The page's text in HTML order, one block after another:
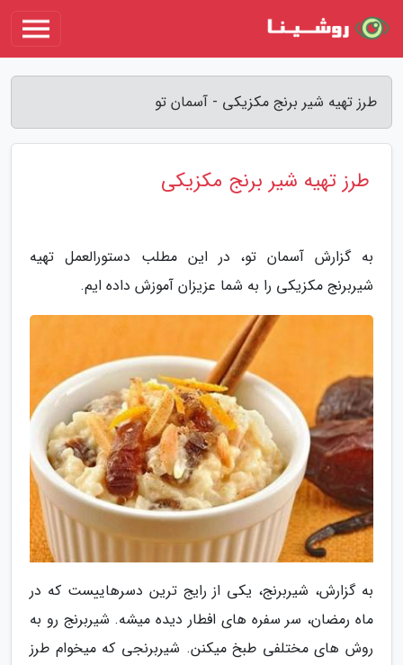
طرز تهیه شیر برنج مکزیکی - آسمان تو
طرز تهیه شیر برنج مکزیکی
به گزارش آسمان تو، در این مطلب دستورالعمل تهیه
شیربرنج مکزیکی را به شما عزیزان آموزش داده ایم.
به گزارش، شیربرنج، یکی از رایج ترین دسرهاییست که در
ماه رمضان، سر سفره های افطار دیده میشه. شیربرنج رو به
روش های مختلفی طبخ میکنن. شیربرنجی که میخوام طرز